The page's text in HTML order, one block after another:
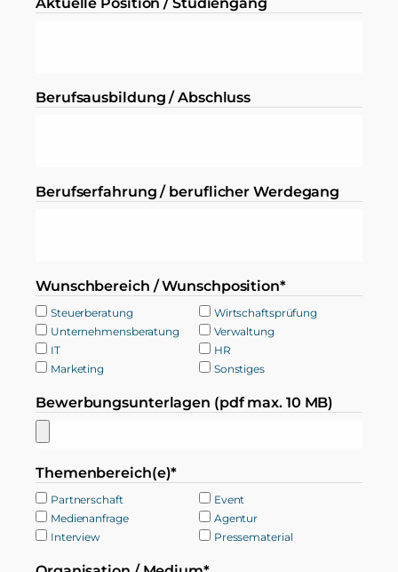
Berufsausbildung / Abschluss
Berufserfahrung / beruflicher Werdegang
Wunschbereich / Wunschposition*
Steuerberatung
Wirtschaftsprüfung
Unternehmensberatung
Verwaltung
IT
HR
Marketing
Sonstiges
Bewerbungsunterlagen (pdf max. 10 MB)
Themenbereich(e)*
Partnerschaft
Event
Medienanfrage
Agentur
Interview
Pressematerial